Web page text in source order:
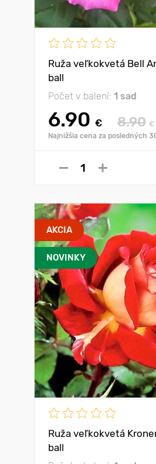
Ruža veľkokvetá Bell
ball
Počet v balení: 1 sad
6.90 € 8.90 €
Najnižšia cena za posledných
AKCIA
NOVINKY
Ruža veľkokvetá
ball